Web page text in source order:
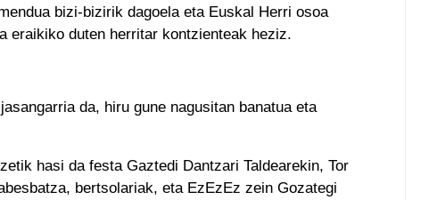
bizi-bizirik dagoela eta Euskal Herri osoa
eraikiko duten herritar kontzienteak heziz.
da, hiru gune nagusitan banatua eta
hasi da festa Gaztedi Dantzari Taldearekin, Tor
bertsolariak, eta EzEzEz zein Gozategi